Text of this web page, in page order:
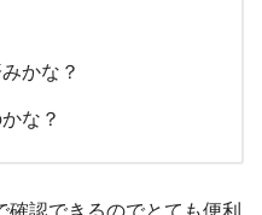
かな？
な？
認できるのでとても便利